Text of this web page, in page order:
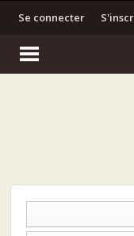
Se connecter